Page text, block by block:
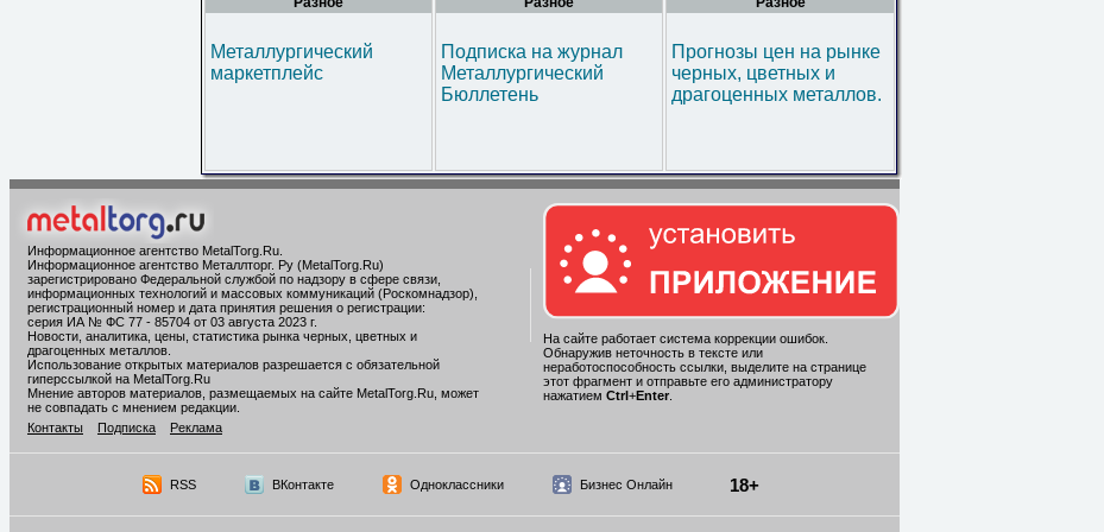
Металлургический
маркетплейс
Подписка на журнал
Металлургический
Бюллетень
Прогнозы цен на рынке
черных, цветных и
драгоценных металлов.
Информационное агентство MetalTorg.Ru
Информационное агентство Металлторг. Ру (MetalTorg.Ru)
зарегистрировано Федеральной службой по надзору в сфере связи,
информационных технологий и массовых коммуникаций (Роскомнадзор),
регистрационный номер и дата принятия решения о регистрации:
серия ИА № ФС 77 - 85704 от 03 августа 2023 г.
Новости, аналитика, цены, статистика рынка черных, цветных и
драгоценных металлов.
Использование открытых материалов разрешается с обязательной
гиперссылкой на MetalTorg.Ru
Мнение авторов материалов, размещаемых на сайте MetalTorg.Ru, может
не совпадать с мнением редакции.
Контакты
Подписка Реклама
На сайте работает система коррекции ошибок.
Обнаружив неточность в тексте или
неработоспособность ссылки, выделите на странице
этот фрагмент и отправьте его администратору
нажатием Ctrl +Enter.
RSS ВКонтакте Одноклассники Бизнес Онлайн 18+